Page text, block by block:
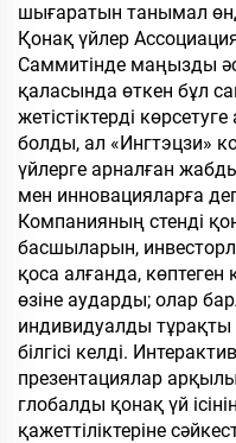
шығаратын танымал
Қонақ үйлер
Саммитінде маңызды
қаласында өткен бұл
жетістіктерді
болды, ал «Ингтэцзи»
үйлерге арналған
мен инновацияларға
Компанияның стенді
басшыларын,
қоса алғанда,
өзіне аударды; олар
индивидуалды тұрақты
білгісі келді.
презентациялар
глобалды қонақ үй
қажеттіліктеріне